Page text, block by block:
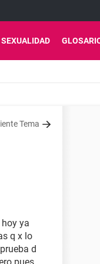
SEXUALIDAD
Tema
ya
q x lo
d